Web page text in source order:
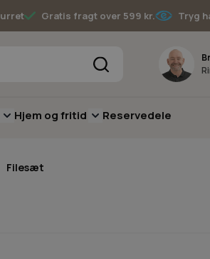
Gratis fragt over 599 kr. Tryg
Havefor Skov
Toggle submenu for Brands
Hjem og fritid Toggle submenu for
Reservedele
Filesæt